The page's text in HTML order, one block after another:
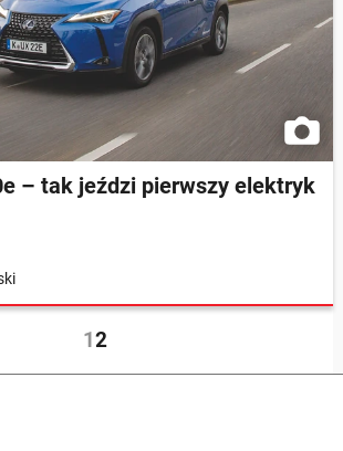
– tak jeździ pierwszy elektryk
12